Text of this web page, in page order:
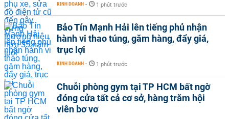
KINH DOANH - 1 phút trước
Bảo Tín Mạnh Hải lên tiếng phủ nhận
hành vi thao túng, găm hàng, đẩy giá,
trục lợi
KINH DOANH - 1 phút trước
Chuỗi phòng gym tại TP HCM bất ngờ
đóng cửa tất cả cơ sở, hàng trăm hội
viên bơ vơ